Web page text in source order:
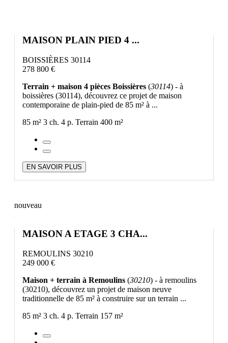
MAISON PLAIN PIED 4 ...
BOISSIÈRES 30114
278 800 €
Terrain + maison 4 pièces Boissières (30114) - à
boissières (30114), découvrez ce projet de maison
contemporaine de plain-pied de 85 m² à ...
85 m² 3 ch. 4 p. Terrain 400 m²
EN SAVOIR PLUS
nouveau
MAISON A ETAGE 3 CHA...
REMOULINS 30210
249 000 €
Maison + terrain à Remoulins (30210) - à remoulins
(30210), découvrez un projet de maison neuve
traditionnelle de 85 m² à construire sur un terrain ...
85 m² 3 ch. 4 p. Terrain 157 m²